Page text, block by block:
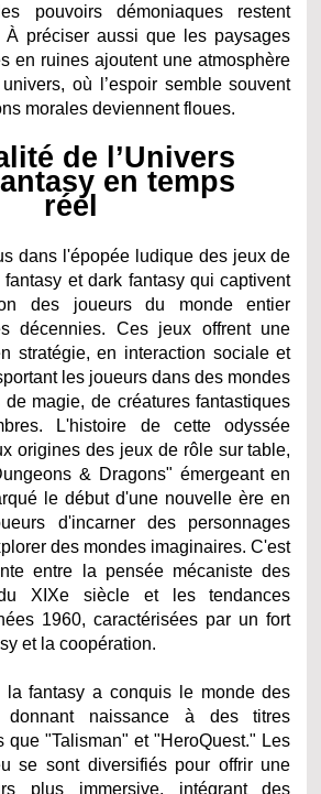
pouvoirs démoniaques restent
À préciser aussi que les paysages
en ruines ajoutent une atmosphère
où l’espoir semble souvent
morales deviennent floues.
de l’Univers
en temps
réel
dans l'épopée ludique des jeux de
et dark fantasy qui captivent
des joueurs du monde entier
décennies. Ces jeux offrent une
stratégie, en interaction sociale et
les joueurs dans des mondes
magie, de créatures fantastiques
L'histoire de cette odyssée
origines des jeux de rôle sur table,
& Dragons" émergeant en
le début d'une nouvelle ère en
d'incarner des personnages
des mondes imaginaires. C'est
entre la pensée mécaniste des
XIXe siècle et les tendances
1960, caractérisées par un fort
et la coopération.
fantasy a conquis le monde des
naissance à des titres
que "Talisman" et "HeroQuest." Les
se sont diversifiés pour offrir une
plus immersive, intégrant des